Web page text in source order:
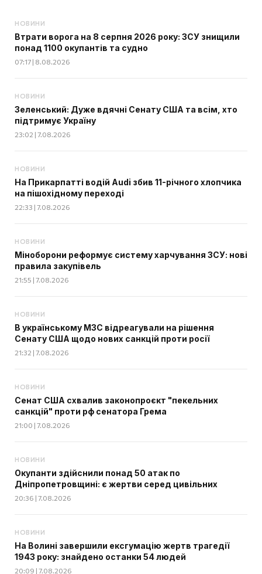
НОВИНИ
Втрати ворога на 8 серпня 2026 року: ЗСУ знищили
понад 1100 окупантів та судно
07:17 | 8.08.2026
НОВИНИ
Зеленський: Дуже вдячні Сенату США та всім, хто
підтримує Україну
23:02 | 7.08.2026
НОВИНИ
На Прикарпатті водій Audi збив 11-річного хлопчика
на пішохідному переході
22:33 | 7.08.2026
НОВИНИ
Міноборони реформує систему харчування ЗСУ: нові
правила закупівель
21:55 | 7.08.2026
НОВИНИ
В українському МЗС відреагували на рішення
Сенату США щодо нових санкцій проти росії
21:32 | 7.08.2026
НОВИНИ
Сенат США схвалив законопроєкт "пекельних
санкцій" проти рф сенатора Грема
21:00 | 7.08.2026
НОВИНИ
Окупанти здійснили понад 50 атак по
Дніпропетровщині: є жертви серед цивільних
20:36 | 7.08.2026
НОВИНИ
На Волині завершили ексгумацію жертв трагедії
1943 року: знайдено останки 54 людей
20:09 | 7.08.2026